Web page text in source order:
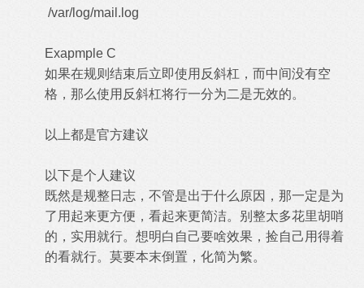
/var/log/mail.log
Exapmple C
如果在规则结束后立即使用反斜杠，而中间没有空
格，那么使用反斜杠将行一分为二是无效的。
以上都是官方建议
以下是个人建议
既然是规整日志，不管是出于什么原因，那一定是为
了用起来更方便，看起来更简洁。别整太多花里胡哨
的，实用就行。想明白自己要啥效果，捡自己用得着
的看就行。莫要本末倒置，化简为繁。